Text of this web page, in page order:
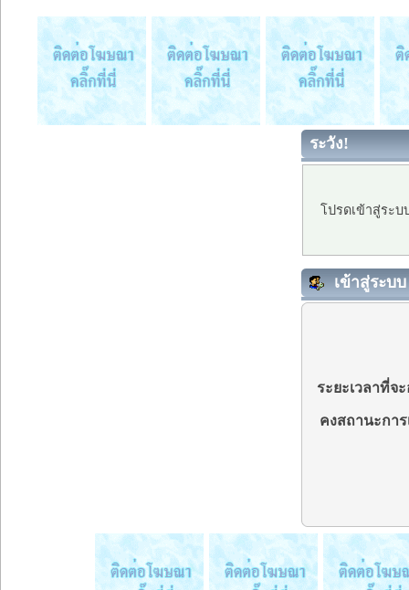
ระวัง!
โปรดเข้าสู่ระ
เข้าสู่ระบบ
ระยะเวลาที่จ
คงสถานะกา